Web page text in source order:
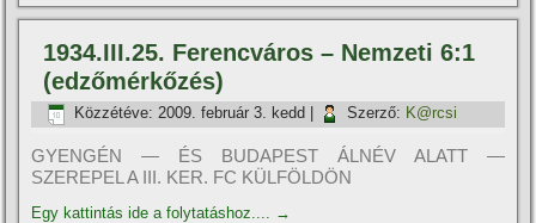
1934.III.25. Ferencváros – Nemzeti 6:1
(edzőmérkőzés)
Közzétéve: 2009. február 3. kedd Szerző: K@rcsi
GYENGÉN — ÉS BUDAPEST ÁLNÉV ALATT —
SZEREPEL A III. KER. FC KÜLFÖLDÖN
Egy kattintás ide a folytatáshoz.... →